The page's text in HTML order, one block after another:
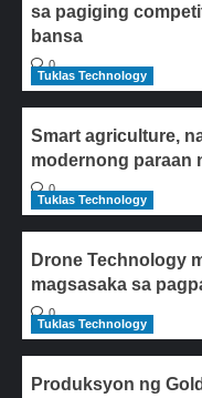
sa pagiging
bansa
0
Tuklas Technology
Smart agriculture,
modernong paraan
0
Tuklas Technology
Drone Technology
magsasaka sa
0
Tuklas Technology
Produksyon ng